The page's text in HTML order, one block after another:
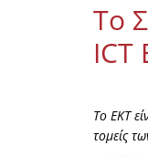
Το
ICT
Το ΕΚΤ
τομείς